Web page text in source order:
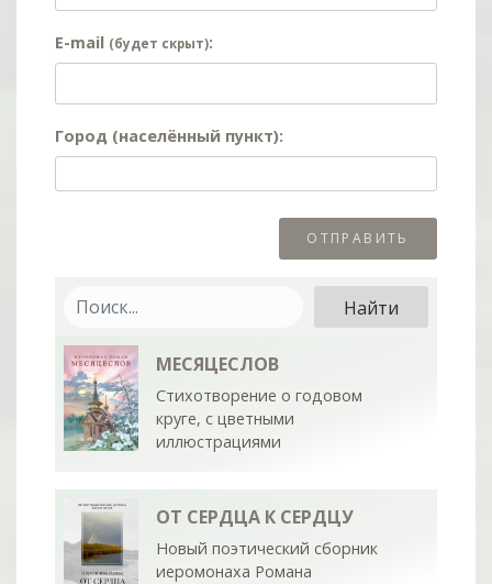
E-mail (будет скрыт):
Город (населённый пункт):
МЕСЯЦЕСЛОВ
Стихотворение о годовом
круге, с цветными
иллюстрациями
ОТ СЕРДЦА К СЕРДЦУ
Новый поэтический сборник
иеромонаха Романа